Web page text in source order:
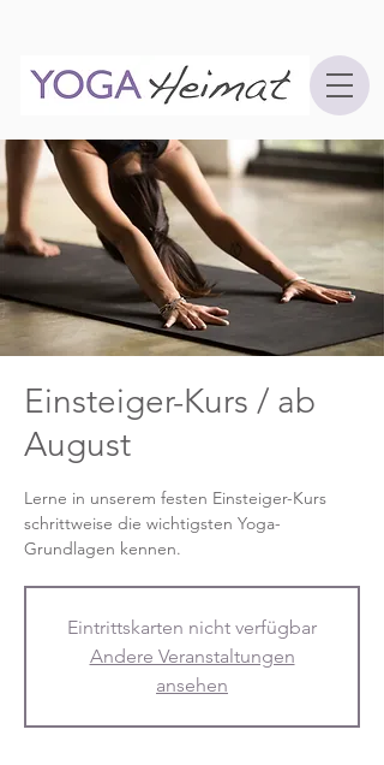
Einsteiger-Kurs / ab
August
Lerne in unserem festen Einsteiger-Kurs
schrittweise die wichtigsten Yoga-
Grundlagen kennen.
Eintrittskarten nicht verfügbar
Andere Veranstaltungen
ansehen